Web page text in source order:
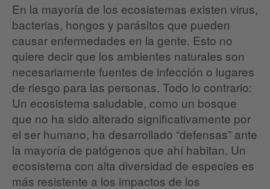
En la mayoría de los ecosistemas existen virus,
bacterias, hongos y parásitos que pueden
causar enfermedades en la gente. Esto no
quiere decir que los ambientes naturales son
necesariamente fuentes de infección o lugares
de riesgo para las personas. Todo lo contrario:
Un ecosistema saludable, como un bosque
que no ha sido alterado significativamente por
el ser humano, ha desarrollado “defensas” ante
la mayoría de patógenos que ahí habitan. Un
ecosistema con alta diversidad de especies es
más resistente a los impactos de los